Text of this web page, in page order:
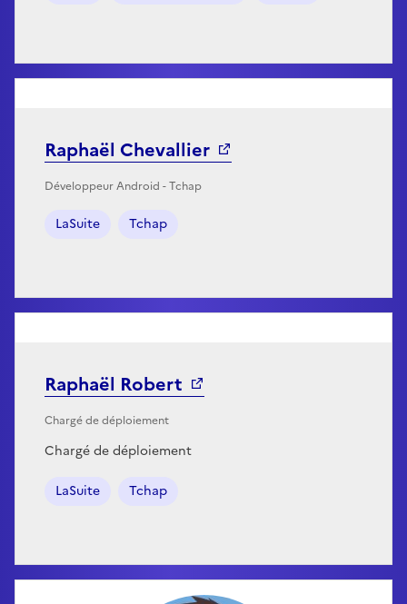
Raphaël Chevallier
Développeur Android - Tchap
LaSuite Tchap
Raphaël Robert
Chargé de déploiement
Chargé de déploiement
LaSuite Tchap